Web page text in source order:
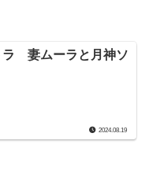
ラ 妻ムーラと月神ソ
2024.08.19